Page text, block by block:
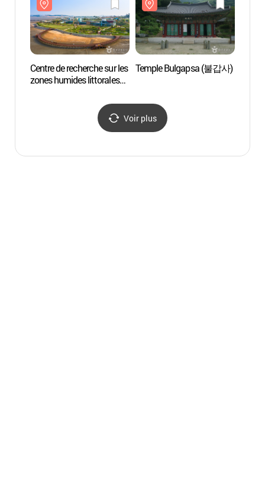
Centre de recherche sur les
zones humides littorales
(무안생태갯벌센터)
Temple Bulgapsa (불갑사)
Voir plus